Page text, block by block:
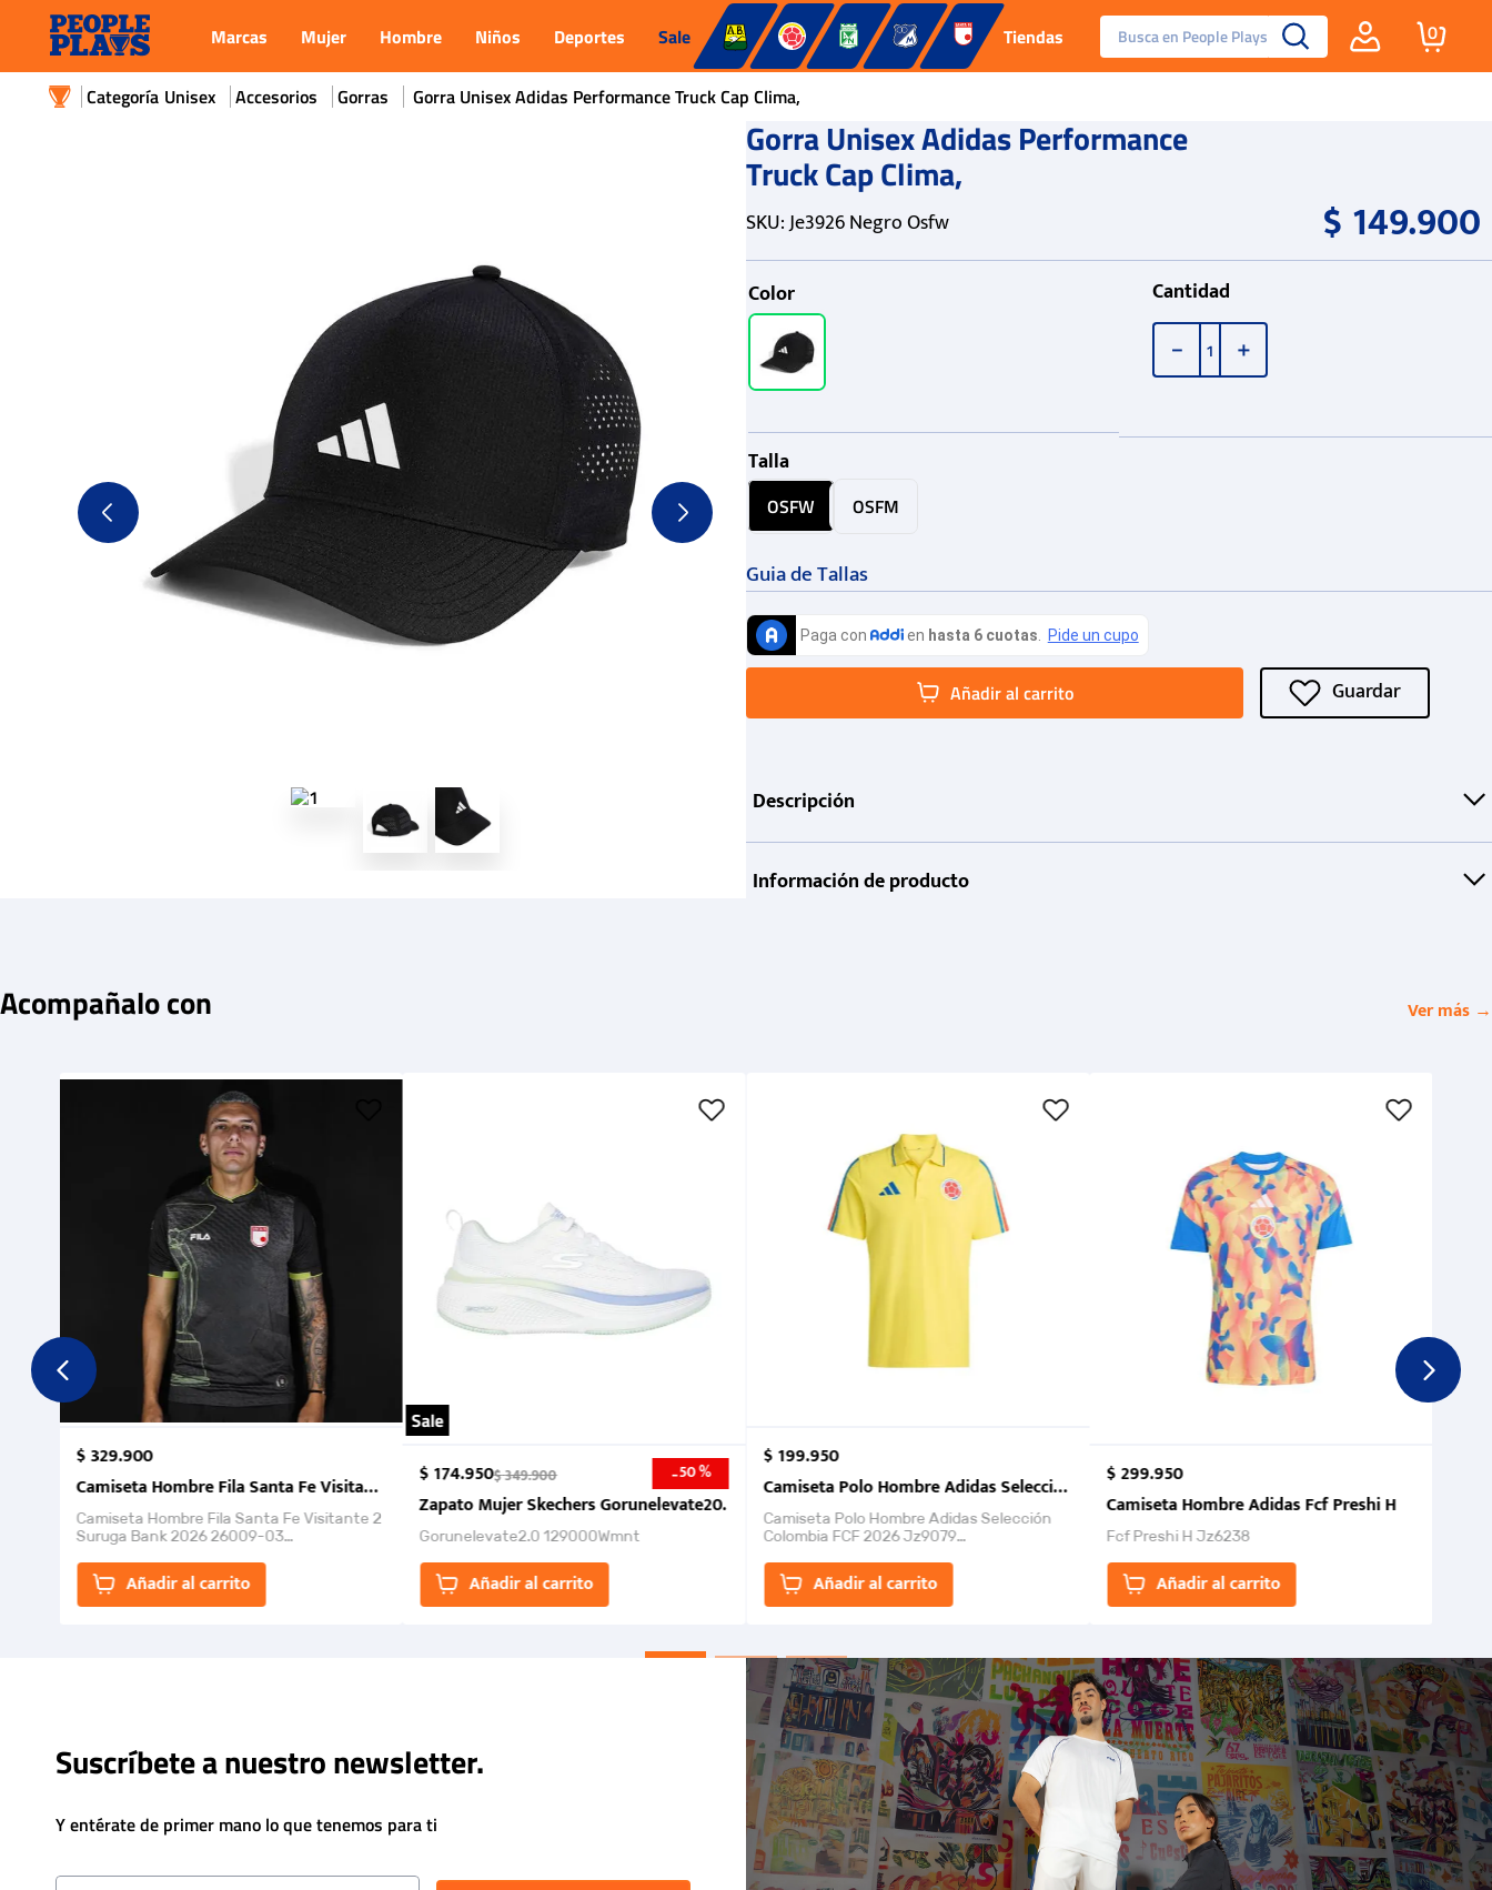
Marcas Mujer Hombre Niños Deportes Sale Tiendas Busca en People Plays
Reebok Fashion
0
Unisex Accesorios Gorras Gorra Unisex Adidas Performance Truck Cap Clima,
Gorra Unisex Adidas Performance
Truck Cap Clima,
SKU:Je3926 Negro Osfw $149.900
Color
Talla
OSFW OSFM
Guia de Tallas
Cantidad
＋
－
Añadir al carrito
Descripción
Información de producto
Acompañalo con Ver más →
$329.900
Camiseta Hombre Fila Santa Fe Visitante 2 Suruga Bank 2026
Camiseta Hombre Fila Santa Fe Visitante 2
Suruga Bank 2026 26009-03
la Et...
Añadir al carrito
Sale
$174.950$349.900 -50 %
Zapato Mujer Skechers Gorunelevate20.
Gorunelevate2.0 129000Wmnt
Añadir al carrito
$199.950
Camiseta Polo Hombre Adidas Selección Colombia FCF 2026.
Camiseta Polo Hombre Adidas Selección
Colombia FCF 2026 Jz9079
un estilo de...Añadir al carrito
$299.950
Camiseta Hombre Adidas Fcf Preshi H
Fcf Preshi H Jz6238
Añadir al carrito
Suscríbete a nuestro newsletter.
Y entérate de primer mano lo que tenemos para ti